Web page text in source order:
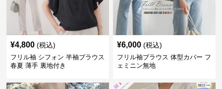
¥4,800 (税込)
フリル袖 シフォン 半袖ブラウス
春夏 薄手 裏地付き
¥6,000 (税込)
フリル袖ブラウス 体型カバー フ
ェミニン無地